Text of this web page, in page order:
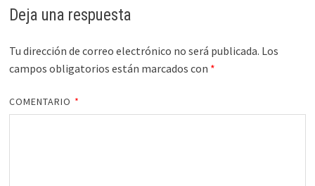
Deja una respuesta
Tu dirección de correo electrónico no será publicada. Los
campos obligatorios están marcados con *
COMENTARIO *